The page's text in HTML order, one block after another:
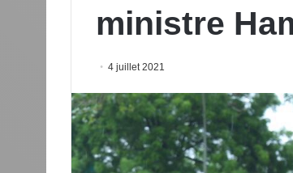
ministre
4 juillet 2021